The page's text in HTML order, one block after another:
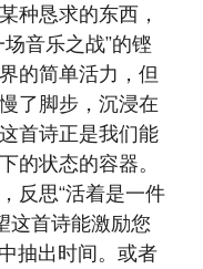
种恳求的东西，
音乐之战”的铿
的简单活力，但
了脚步，沉浸在
首诗正是我们能
的状态的容器。
反思“活着是一件
这首诗能激励您
抽出时间。或者